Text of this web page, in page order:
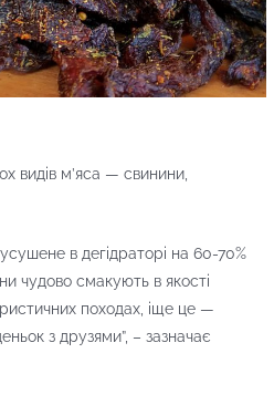
видів м’яса — свинини,
в дегідраторі на 60-70%
чудово смакують в якості
походах, іще це —
з друзями”, – зазначає